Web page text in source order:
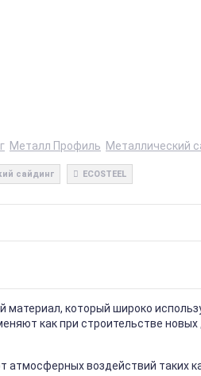
Металл Профиль Металлический
сайдинг ECOSTEEL
который широко
как при строительстве
воздействий таких